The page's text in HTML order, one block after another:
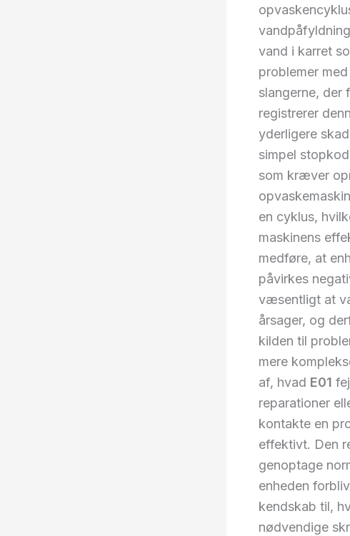
vand i karret
problemer
slangerne, der
registrerer
yderligere
simpel
som kræver
en cyklus,
maskinens
medføre, at
påvirkes
væsentligt at
årsager, og
kilden til
mere
af, hvad E01
reparationer
kontakte en
effektivt. Den
genoptage
enheden
kendskab til,
nødvendige